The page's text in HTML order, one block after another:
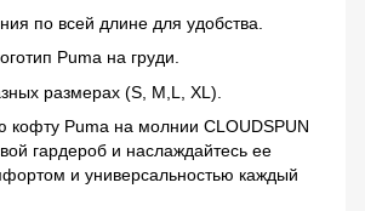
по всей длине для удобства.
Puma на груди.
размерах (S, M,L, XL).
кофту Puma на молнии CLOUDSPUN
гардероб и наслаждайтесь ее
и универсальностью каждый